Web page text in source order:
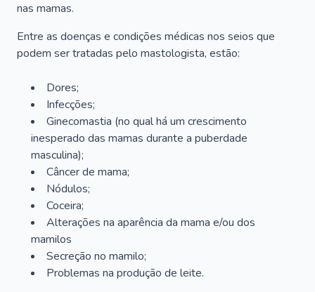
nas mamas.
Entre as doenças e condições médicas nos seios que
podem ser tratadas pelo mastologista, estão:
Dores;
Infecções;
Ginecomastia (no qual há um crescimento
inesperado das mamas durante a puberdade
masculina);
Câncer de mama;
Nódulos;
Coceira;
Alterações na aparência da mama e/ou dos
mamilos
Secreção no mamilo;
Problemas na produção de leite.